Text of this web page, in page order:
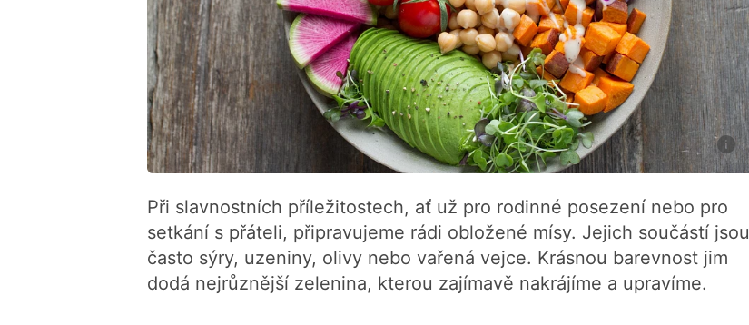
Při slavnostních příležitostech, ať už pro rodinné posezení nebo pro
setkání s přáteli, připravujeme rádi obložené mísy. Jejich součástí jsou
často sýry, uzeniny, olivy nebo vařená vejce. Krásnou barevnost jim
dodá nejrůznější zelenina, kterou zajímavě nakrájíme a upravíme.